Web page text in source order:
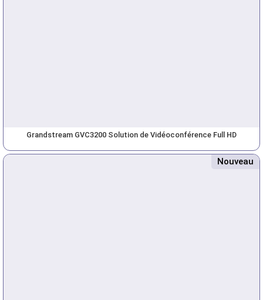
Grandstream GVC3200 Solution de Vidéoconférence Full HD
Nouveau